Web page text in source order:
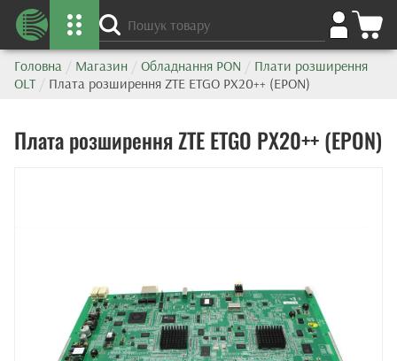
Головна / Магазин / Обладнання PON / Плати розширення
OLT / Плата розширення ZTE ETGO PX20++ (EPON)
Плата розширення ZTE ETGO PX20++ (EPON)